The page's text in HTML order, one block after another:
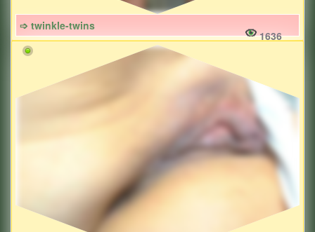
➩ twinkle-twins
1636